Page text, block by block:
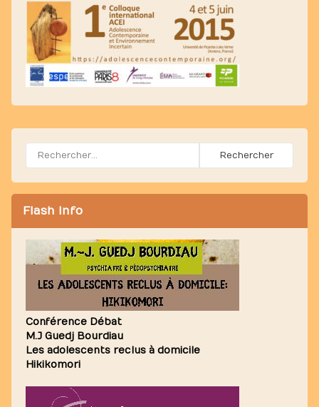
Rechercher :
Flash Info
Conférence Débat
M.J Guedj Bourdiau
Les adolescents reclus à domicile
Hikikomori